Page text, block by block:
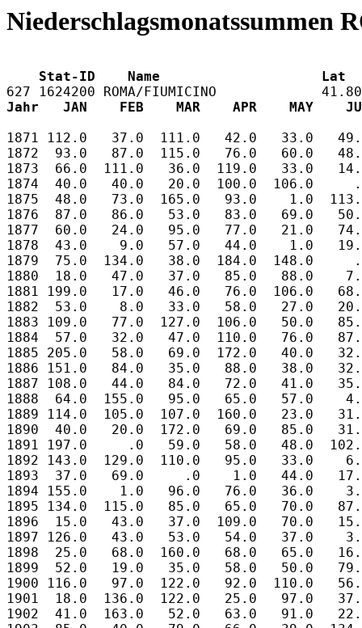
Niederschlagsmonatssummen
Stat-ID    Name                    Lat
Jahr   JAN    FEB    MAR    APR    MAY